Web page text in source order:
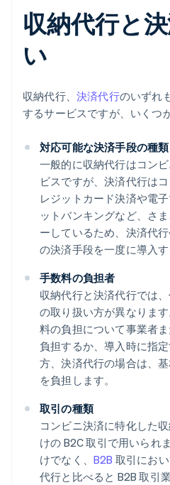
収納代行と
い
収納代行、 決済代行のいずれ
するサービスですが、いくつ
対応可能な決済手段の種類
一般的に収納代行はコン
ビスですが、決済代行は
レジットカード決済や電
ットバンキングなど、さ
ーしているため、決済代
の決済手段を一度に導入す
手数料の負担者
収納代行と決済代行では
の取り扱い方が異なりま
料の負担について事業者
負担するか、導入時に指
方、決済代行の場合は、
を負担します。
取引の種類
コンビニ決済に特化した
けの B2C 取引で用いられ
けでなく、 B2B 取引にお
代行と比べると B2B 取引